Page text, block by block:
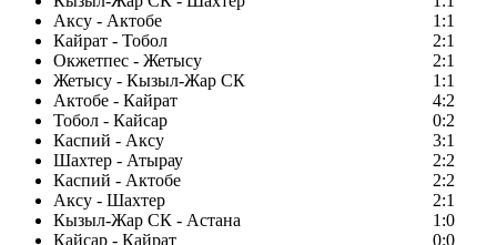
Аксу - Актобе
1:1
Кайрат - Тобол
2:1
Окжетпес - Жетысу
2:1
Жетысу - Кызыл-Жар СК
1:1
Актобе - Кайрат
4:2
Тобол - Кайсар
0:2
Каспий - Аксу
3:1
Шахтер - Атырау
2:2
Каспий - Актобе
2:2
Аксу - Шахтер
2:1
Кызыл-Жар СК - Астана
1:0
Кайсар - Кайрат
0:0